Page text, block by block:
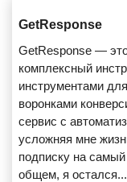
GetResponse
GetResponse —
комплексный
инструментами
воронками
сервис с
усложняя мне
подписку на
общем, я остался...